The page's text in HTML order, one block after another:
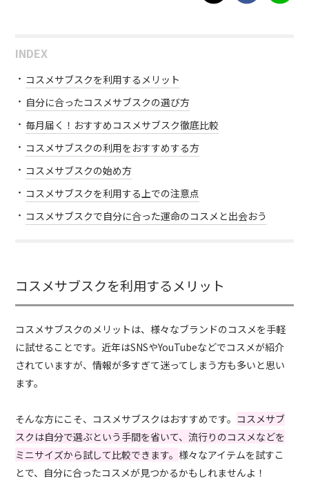
INDEX
コスメサブスクを利用するメリット
自分に合ったコスメサブスクの選び方
毎月届く！おすすめコスメサブスク徹底比較
コスメサブスクの利用をおすすめする方
コスメサブスクの始め方
コスメサブスクを利用する上での注意点
コスメサブスクで自分に合った運命のコスメと出会おう
コスメサブスクを利用するメリット
コスメサブスクのメリットは、様々なブランドのコスメを手軽
に試せることです。近年はSNSやYouTubeなどでコスメが紹介
されていますが、情報が多すぎて迷ってしまう方も多いと思い
ます。
そんな方にこそ、コスメサブスクはおすすめです。 コスメサブ
スクは自分で選ぶという手間を省いて、流行りのコスメなどを
ミニサイズから試して比較できます。 様々なアイテムを試すこ
とで、自分に合ったコスメが見つかるかもしれませんよ！